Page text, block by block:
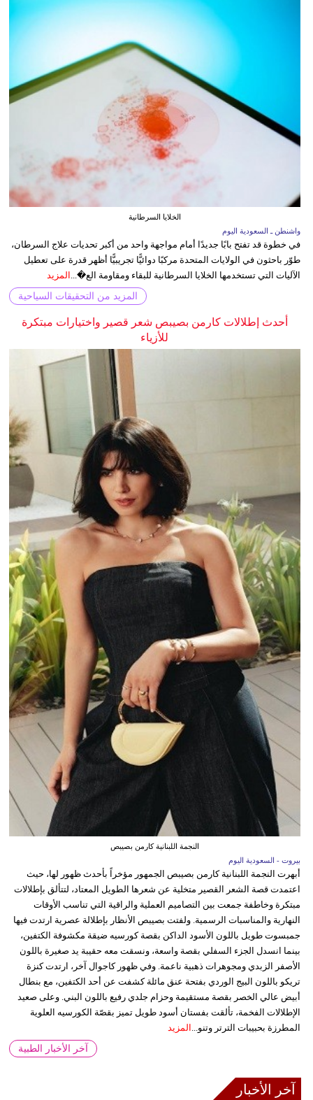
الخلايا السرطانية
واشنطن ـ السعودية اليوم
في خطوة قد تفتح بابًا جديدًا أمام مواجهة واحد من أكبر تحديات علاج السرطان،
طوّر باحثون في الولايات المتحدة مركبًا دوائيًّا تجريبيًّا أظهر قدرة على تعطيل
الآليات التي تستخدمها الخلايا السرطانية للبقاء ومقاومة الع�... المزيد
المزيد من التحقيقات السياحية
أحدث إطلالات كارمن بصيبص شعر قصير واختيارات مبتكرة
للأزياء
النجمة اللبنانية كارمن بصيبص
بيروت - السعودية اليوم
أبهرت النجمة اللبنانية كارمن بصيبص الجمهور مؤخراً بأحدث ظهور لها، حيث
اعتمدت قصة الشعر القصير متخلية عن شعرها الطويل المعتاد، لتتألق بإطلالات
مبتكرة وخاطفة جمعت بين التصاميم العملية والراقية التي تناسب الأوقات
النهارية والمناسبات الرسمية. ولفتت بصيبص الأنظار بإطلالة عصرية ارتدت فيها
جمبسوت طويل باللون الأسود الداكن بقصة كورسيه ضيقة مكشوفة الكتفين،
بينما انسدل الجزء السفلي بقصة واسعة، ونسقت معه حقيبة يد صغيرة باللون
الأصفر الزبدي ومجوهرات ذهبية ناعمة. وفي ظهور كاجوال آخر، ارتدت كنزة
تريكو باللون البيج الوردي بفتحة عنق مائلة كشفت عن أحد الكتفين، مع بنطال
أبيض عالي الخصر بقصة مستقيمة وحزام جلدي رفيع باللون البني. وعلى صعيد
الإطلالات الفخمة، تألقت بفستان أسود طويل تميز بقصّة الكورسيه العلوية
المطرزة بحبيبات الترتر وتنو... المزيد
آخر الأخبار الطبية
آخر الأخبار